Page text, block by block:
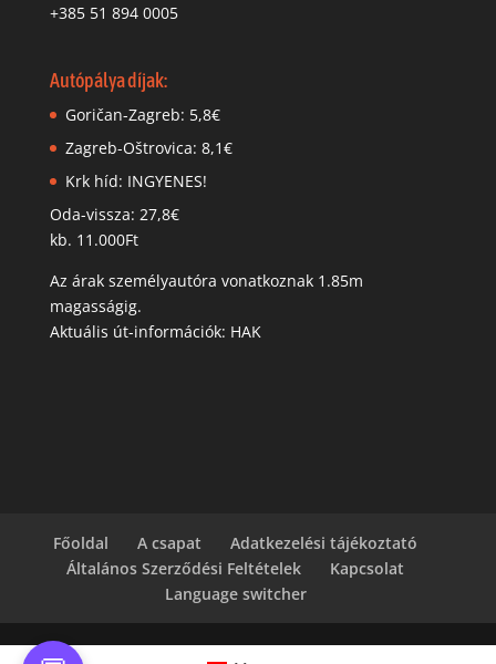
+385 51 894 0005
Autópálya díjak:
Goričan-Zagreb: 5,8€
Zagreb-Oštrovica: 8,1€
Krk híd: INGYENES!
Oda-vissza: 27,8€
kb. 11.000Ft
Az árak személyautóra vonatkoznak 1.85m
magasságig.
Aktuális út-információk: HAK
Főoldal A csapat
Adatkezelési tájékoztató
Általános Szerződési Feltételek
Kapcsolat
Language switcher